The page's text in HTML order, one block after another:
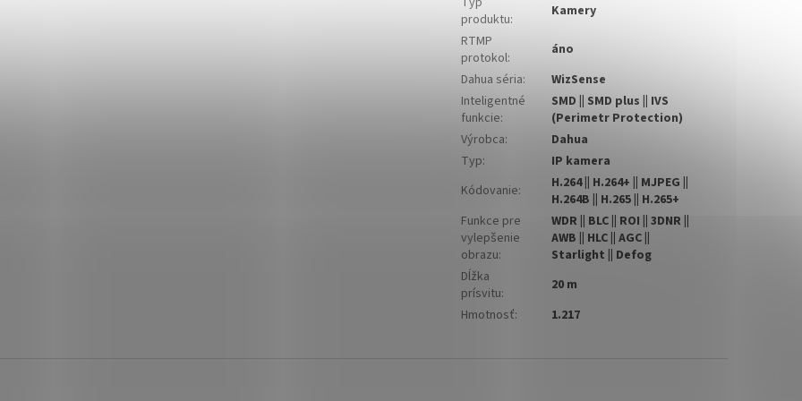
produktu:
Kamery
RTMP
protokol:
áno
Dahua séria:
WizSense
Inteligentné
funkcie:
SMD || SMD plus || IVS
(Perimetr Protection)
Výrobca:
Dahua
Typ:
IP kamera
Kódovanie:
H.264 || H.264+ || MJPEG ||
H.264B || H.265 || H.265+
Funkce pre
vylepšenie
obrazu:
WDR || BLC || ROI || 3DNR ||
AWB || HLC || AGC ||
Starlight || Defog
Dĺžka
prísvitu:
20 m
Hmotnosť: 1.217